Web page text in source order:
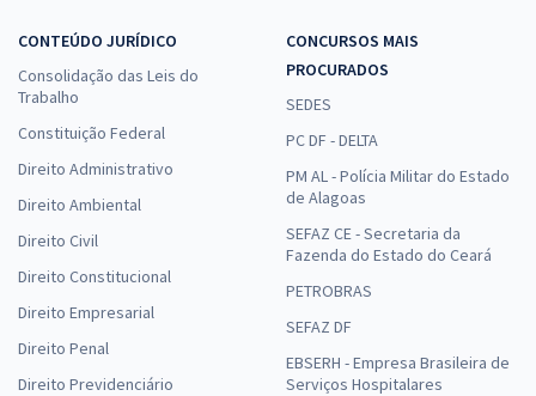
CONTEÚDO JURÍDICO
Consolidação das Leis do
Trabalho
Constituição Federal
Direito Administrativo
Direito Ambiental
Direito Civil
Direito Constitucional
Direito Empresarial
Direito Penal
Direito Previdenciário
CONCURSOS MAIS
PROCURADOS
SEDES
PC DF - DELTA
PM AL - Polícia Militar do Estado
de Alagoas
SEFAZ CE - Secretaria da
Fazenda do Estado do Ceará
PETROBRAS
SEFAZ DF
EBSERH - Empresa Brasileira de
Serviços Hospitalares